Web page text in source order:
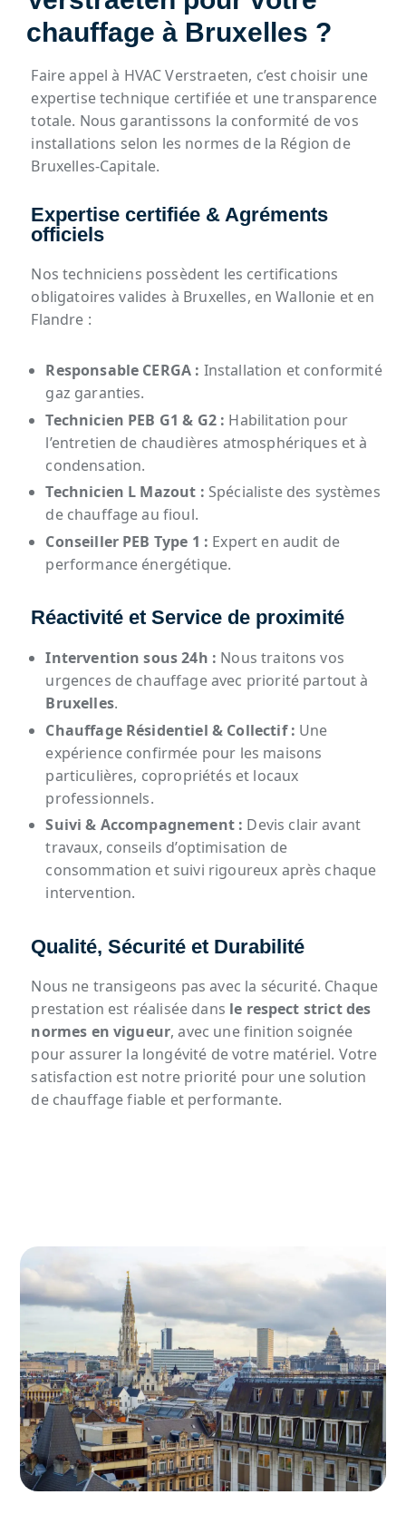
chauffage à Bruxelles ?
Faire appel à HVAC Verstraeten, c’est choisir une
expertise technique certifiée et une transparence
totale. Nous garantissons la conformité de vos
installations selon les normes de la Région de
Bruxelles-Capitale.
Expertise certifiée & Agréments
officiels
Nos techniciens possèdent les certifications
obligatoires valides à Bruxelles, en Wallonie et en
Flandre :
Responsable CERGA : Installation et conformité
gaz garanties.
Technicien PEB G1 & G2 : Habilitation pour
l’entretien de chaudières atmosphériques et à
condensation.
Technicien L Mazout : Spécialiste des systèmes
de chauffage au fioul.
Conseiller PEB Type 1 : Expert en audit de
performance énergétique.
Réactivité et Service de proximité
Intervention sous 24h : Nous traitons vos
urgences de chauffage avec priorité partout à
Bruxelles.
Chauffage Résidentiel & Collectif : Une
expérience confirmée pour les maisons
particulières, copropriétés et locaux
professionnels.
Suivi & Accompagnement : Devis clair avant
travaux, conseils d’optimisation de
consommation et suivi rigoureux après chaque
intervention.
Qualité, Sécurité et Durabilité
Nous ne transigeons pas avec la sécurité. Chaque
prestation est réalisée dans le respect strict des
normes en vigueur, avec une finition soignée
pour assurer la longévité de votre matériel. Votre
satisfaction est notre priorité pour une solution
de chauffage fiable et performante.